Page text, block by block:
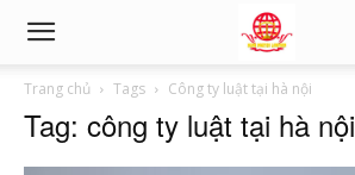
Trang chủ Tags Công ty luật tại hà nội
Tag: công ty luật tại hà nội